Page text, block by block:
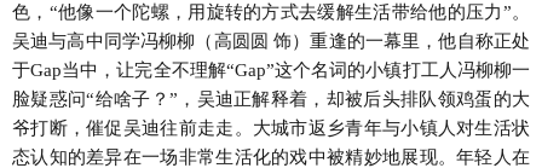
色，“他像一个陀螺，用旋转的方式去缓解生活带给他的压力”。
吴迪与高中同学冯柳柳（高圆圆 饰）重逢的一幕里，他自称正处
于Gap当中，让完全不理解“Gap”这个名词的小镇打工人冯柳柳一
脸疑惑问“给啥子？”，吴迪正解释着，却被后头排队领鸡蛋的大
爷打断，催促吴迪往前走走。大城市返乡青年与小镇人对生活状
态认知的差异在一场非常生活化的戏中被精妙地展现。年轻人在